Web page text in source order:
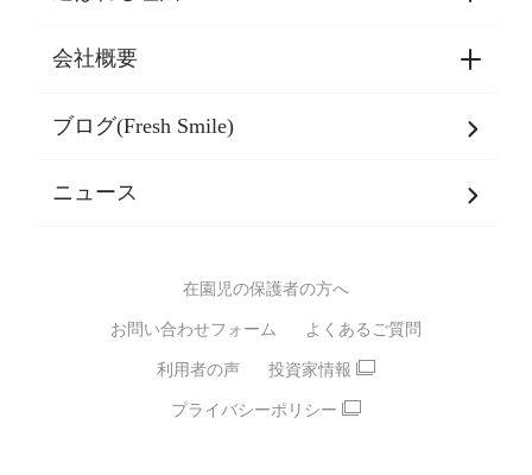
東京都認証保育所空き状況
選ばれる理由一覧
乳児期・幼児期・
バイリンガル保育園
スポーツ保育園
モンテッソーリ式保育園
STEAMS保育・学童
えいご
会社概要
会社概要
SDGsについて
ブログ(Fresh Smile)
ニュース
在園児の保護者の方へ
お問い合わせフォーム よくあるご質問
利用者の声 投資家情報
プライバシーポリシー